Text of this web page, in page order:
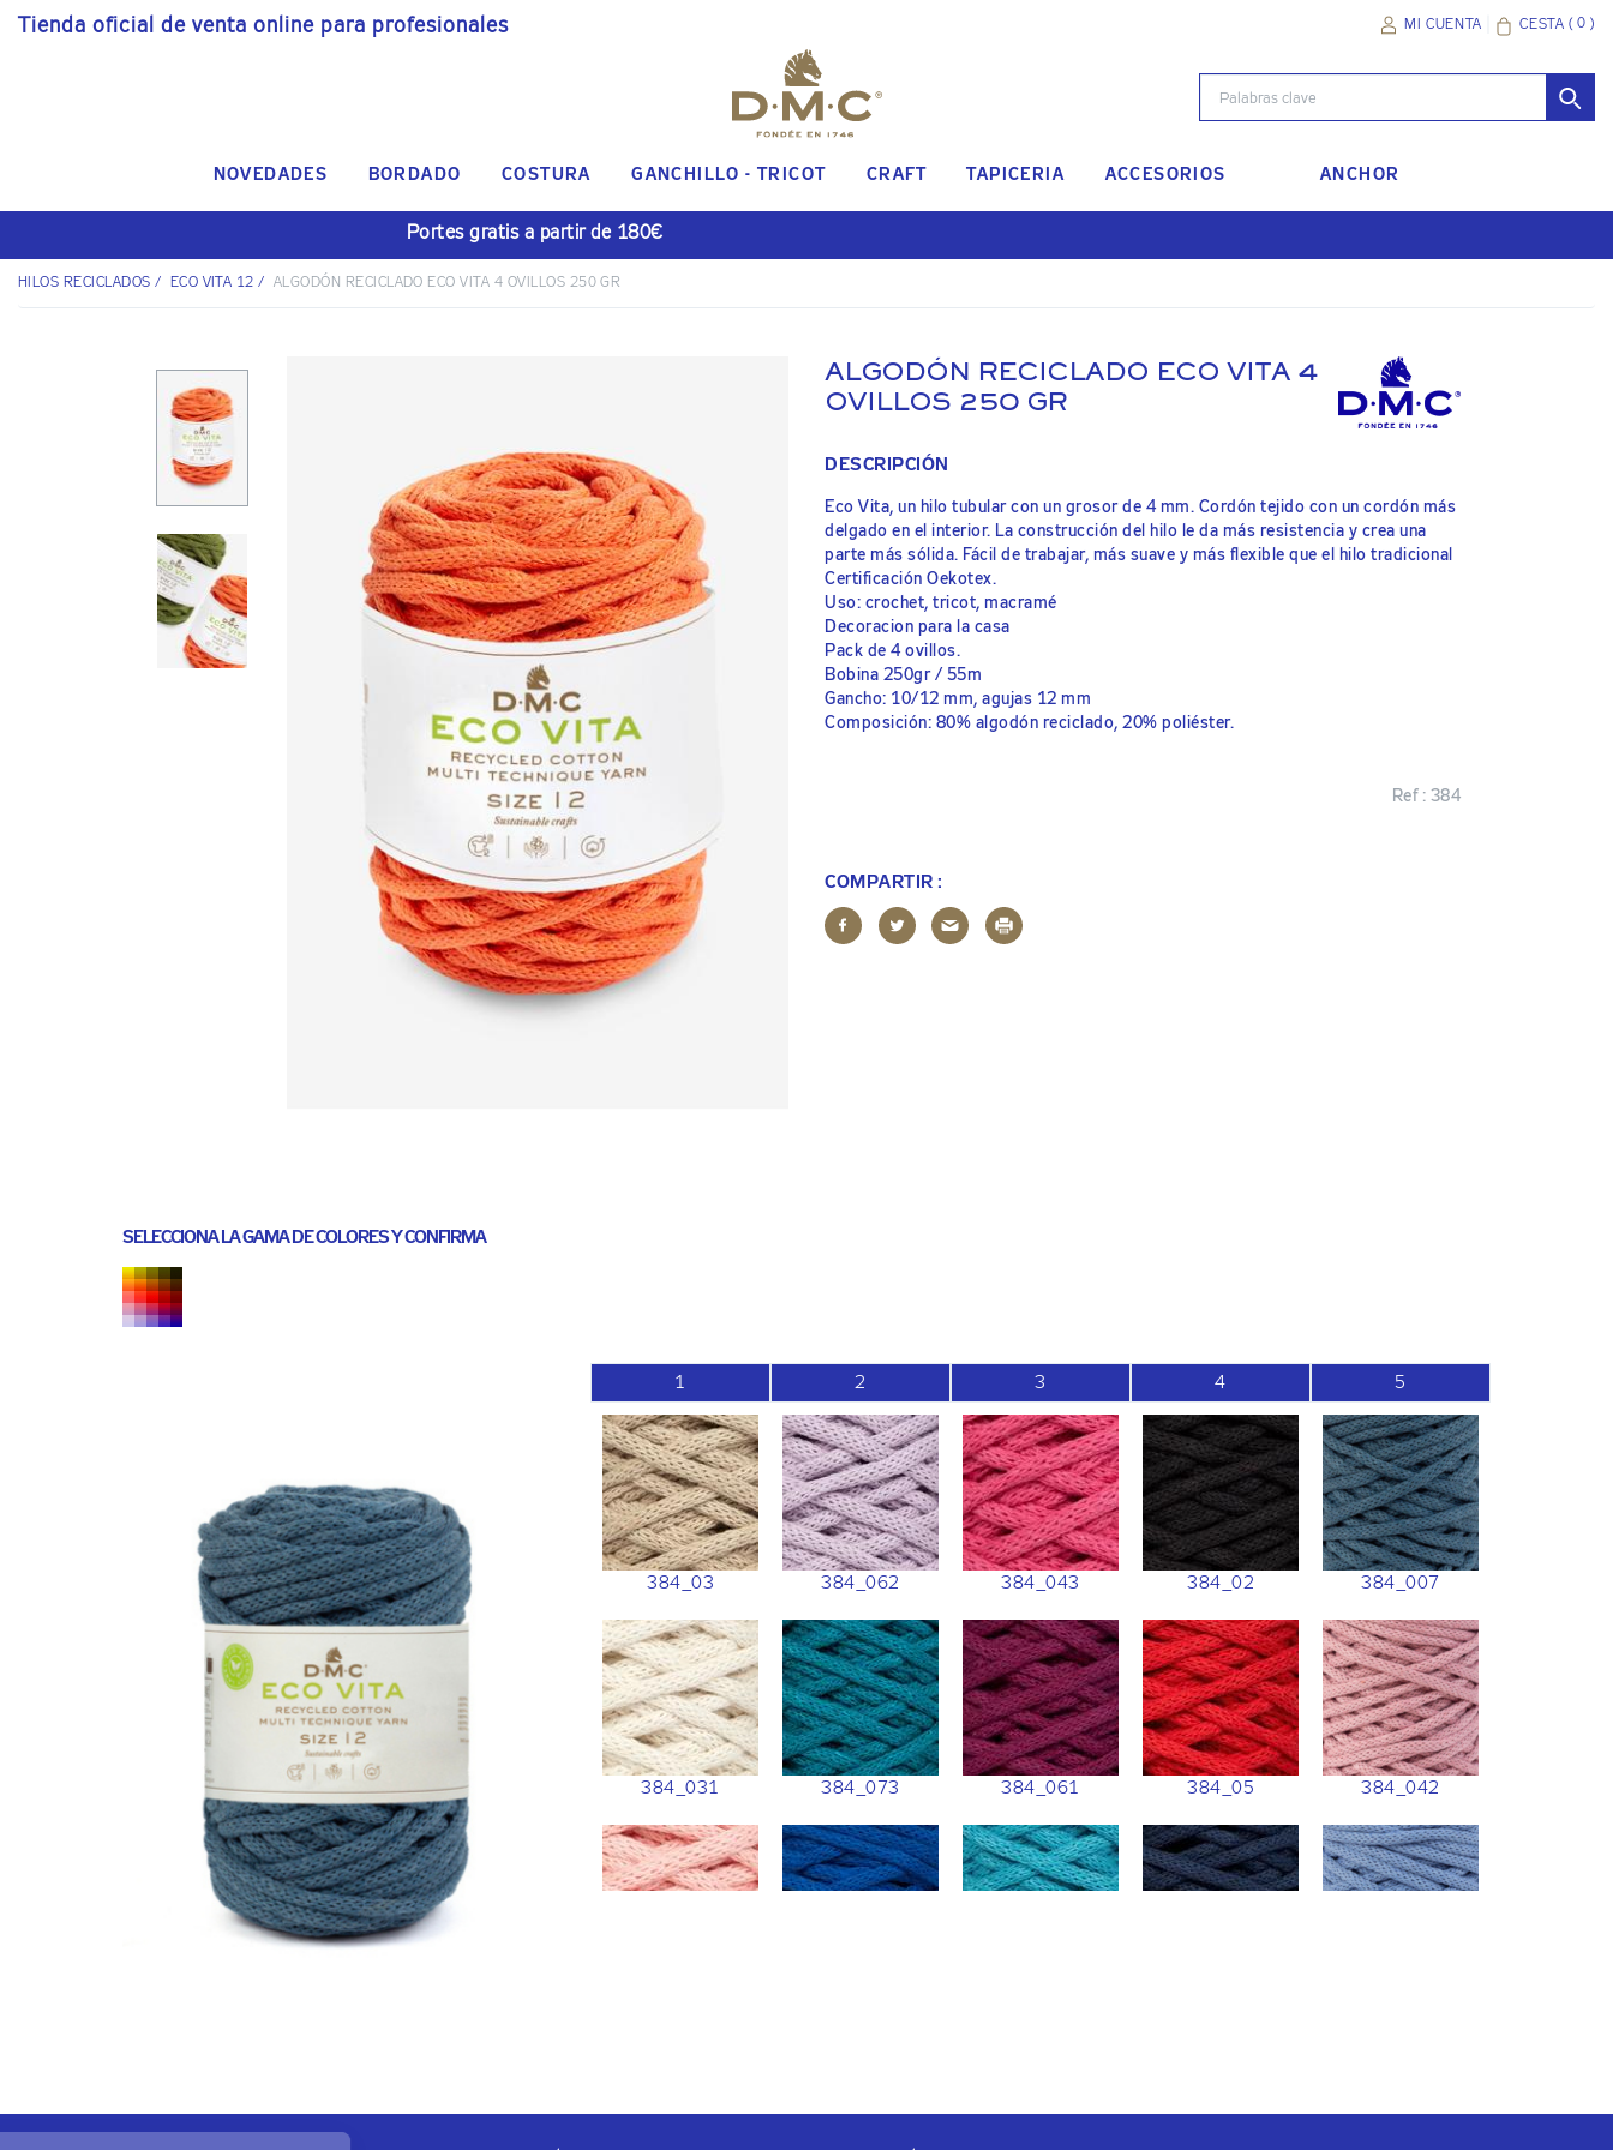
Tienda oficial de venta online para profesionales MI CUENTA CESTA ( 0 )
NOVEDADES BORDADO COSTURA GANCHILLO - TRICOT CRAFT TAPICERIA ACCESORIOS ANCHOR
Portes gratis a partir de 180€
HILOS RECICLADOS / ECO VITA 12 / ALGODÓN RECICLADO ECO VITA 4 OVILLOS 250 GR
ALGODÓN RECICLADO ECO VITA 4
OVILLOS 250 GR
DESCRIPCIÓN
Eco Vita, un hilo tubular con un grosor de 4 mm. Cordón tejido con un cordón más
delgado en el interior. La construcción del hilo le da más resistencia y crea una
parte más sólida. Fácil de trabajar, más suave y más flexible que el hilo tradicional
Certificación Oekotex.
Uso: crochet, tricot, macramé
Decoracion para la casa
Pack de 4 ovillos.
Bobina 250gr / 55m
Gancho: 10/12 mm, agujas 12 mm
Composición: 80% algodón reciclado, 20% poliéster.
Ref : 384
COMPARTIR :
SELECCIONA LA GAMA DE COLORES Y CONFIRMA
1
384_03
384_031
2
384_062
384_073
3
384_043
384_061
4
384_02
384_05
5
384_007
384_042